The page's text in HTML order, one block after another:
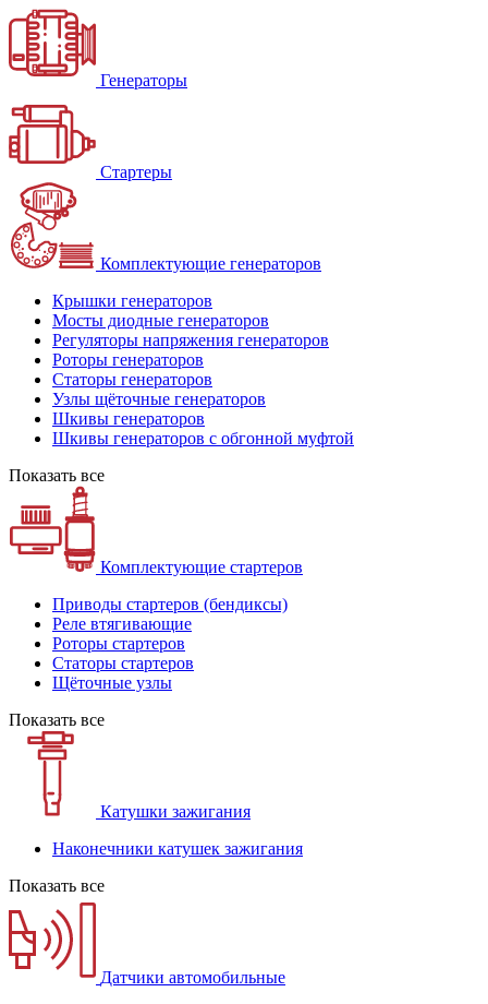
Генераторы
Стартеры
Комплектующие генераторов
Крышки генераторов
Мосты диодные генераторов
Регуляторы напряжения генераторов
Роторы генераторов
Статоры генераторов
Узлы щёточные генераторов
Шкивы генераторов
Шкивы генераторов с обгонной муфтой
Показать все
Комплектующие стартеров
Приводы стартеров (бендиксы)
Реле втягивающие
Роторы стартеров
Статоры стартеров
Щёточные узлы
Показать все
Катушки зажигания
Наконечники катушек зажигания
Показать все
Датчики автомобильные